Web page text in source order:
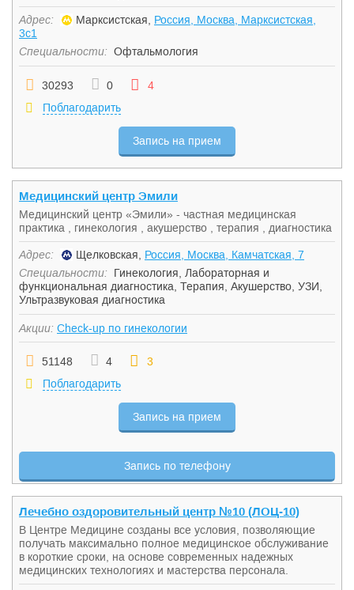
Адрес: Марксистская, Россия, Москва, Марксистская,
3с1
Специальности: Офтальмология
30293 0
4
Поблагодарить
Запись на прием
Медицинский центр Эмили
Медицинский центр «Эмили» - частная медицинская
практика , гинекология , акушерство , терапия , диагностика
Адрес: Щелковская, Россия, Москва, Камчатская, 7
Специальности:
Гинекология
Лабораторная и
функциональная диагностика Терапия Акушерство УЗИ
Ультразвуковая диагностика
Акции: Check-up по гинекологии
51148 4
3
Поблагодарить
Запись на прием
Запись по телефону
Лечебно оздоровительный центр №10 (ЛОЦ-10)
В Центре Медицине созданы все условия, позволяющие
получать максимально полное медицинское обслуживание
в короткие сроки, на основе современных надежных
медицинских технологиях и мастерства персонала.